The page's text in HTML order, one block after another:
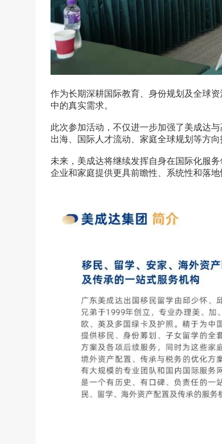
作为长期深耕国际教育、身份规划及全球
中的真实需求。
此次参加活动，不仅进一步加强了美成达
出海、国际人才流动、家庭全球规划等方
未来，美成达将继续发挥自身在国际化服
企业和家庭提供更具前瞻性、系统性和落